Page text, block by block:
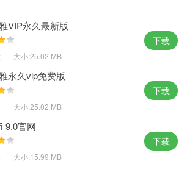
标指针，鼠标移动轨迹颜色，鼠标高亮颜色、
式的录制选择，音画同步不卡顿
行录制，轻松录制个性化动画录像视频
效引导观众视线，完美呈现录屏效果
VIP永久最新版
大小:25.02 MB
下载
永久vip免费版
大小:25.02 MB
下载
9.0官网
大小:15.99 MB
下载